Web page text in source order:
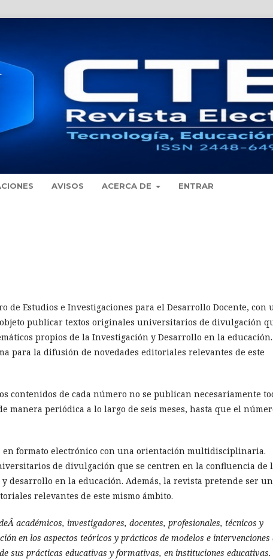
AVISOS ACERCA DE ENTRAR
de Estudios e Investigaciones para el Desarrollo Docente, con
publicar textos originales universitarios de divulgación
propios de la Investigación y Desarrollo en la educación.
para la difusión de novedades editoriales relevantes de este
contenidos de cada número no se publican necesariamente
manera periódica a lo largo de seis meses, hasta que el
en formato electrónico con una orientación multidisciplinaria.
de divulgación que se centren en la confluencia de
desarrollo en la educación. Además, la revista pretende ser
relevantes de este mismo ámbito.
académicos, investigadores, docentes, profesionales, técnicos y
en los aspectos teóricos y prácticos de modelos e intervenciones
sus prácticas educativas y formativas, en instituciones educativas.